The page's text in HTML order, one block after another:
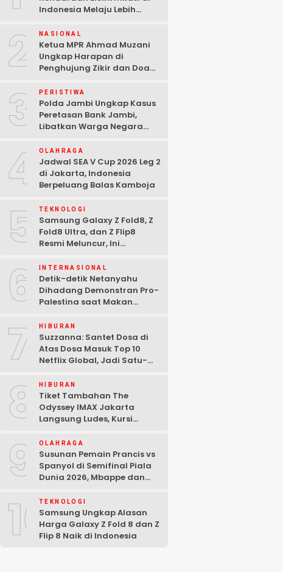
Indonesia Melaju Lebih
2 NASIONAL
Ketua MPR Ahmad Muzani
Ungkap Harapan di
Penghujung Zikir dan Doa
3 PERISTIWA
Polda Jambi Ungkap Kasus
Peretasan Bank Jambi,
Libatkan Warga Negara
Tersangka Ditangkap
4 OLAHRAGA
Jadwal SEA V Cup 2026 Leg 2
di Jakarta, Indonesia
Berpeluang Balas Kamboja
5 TEKNOLOGI
Samsung Galaxy Z Fold8, Z
Fold8 Ultra, dan Z Flip8
Resmi Meluncur, Ini
6 INTERNASIONAL
Detik-detik Netanyahu
Dihadang Demonstran Pro-
Palestina saat Makan
7 HIBURAN
Suzzanna: Santet Dosa di
Atas Dosa Masuk Top 10
Netflix Global, Jadi Satu-
8 HIBURAN
Tiket Tambahan The
Odyssey IMAX Jakarta
Langsung Ludes, Kursi
9 OLAHRAGA
Susunan Pemain Prancis vs
Spanyol di Semifinal Piala
Dunia 2026, Mbappe dan
10TEKNOLOGI
Samsung Ungkap Alasan
Harga Galaxy Z Fold 8 dan Z
Flip 8 Naik di Indonesia